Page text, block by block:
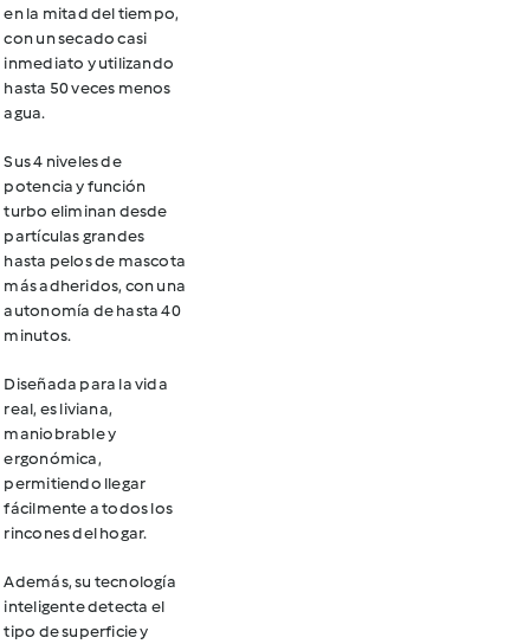
en la mitad del tiempo,
con un secado casi
inmediato y utilizando
hasta 50 veces menos
agua.
Sus 4 niveles de
potencia y función
turbo eliminan desde
partículas grandes
hasta pelos de mascota
más adheridos, con una
autonomía de hasta 40
minutos.
Diseñada para la vida
real, es liviana,
maniobrable y
ergonómica,
permitiendo llegar
fácilmente a todos los
rincones del hogar.
Además, su tecnología
inteligente detecta el
tipo de superficie y